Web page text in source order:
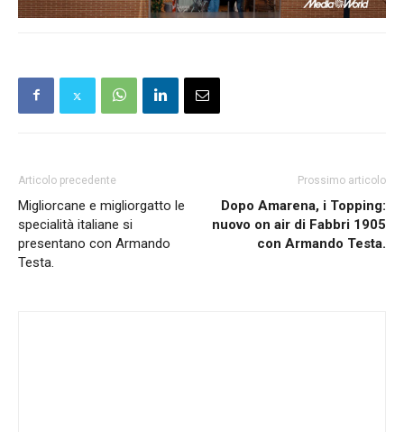
Articolo precedente
Migliorcane e migliorgatto le
specialità italiane si
presentano con Armando
Testa.
Prossimo articolo
Dopo Amarena, i Topping:
nuovo on air di Fabbri 1905
con Armando Testa.